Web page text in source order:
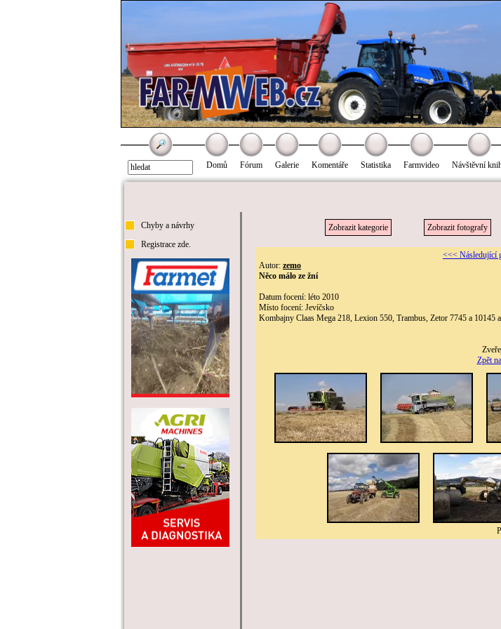
Domů Fórum Galerie Komentáře Statistika Farmvideo Návštěvní
Chyby a návrhy
Registrace zde.
Zobrazit kategorie Zobrazit fotografy
<<< Následující
Autor: zemo
Něco málo ze žní
Datum focení: léto 2010
Místo focení: Jevíčsko
Kombajny Claas Mega 218, Lexion 550, Trambus, Zetor 7745 a 10145
Zpět